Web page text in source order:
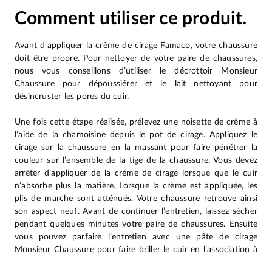
Comment utiliser ce produit.
Avant d’appliquer la crème de cirage Famaco, votre chaussure
doit être propre. Pour nettoyer de votre paire de chaussures,
nous vous conseillons d’utiliser le décrottoir Monsieur
Chaussure pour dépoussiérer et le lait nettoyant pour
désincruster les pores du cuir.
Une fois cette étape réalisée, prélevez une noisette de crème à
l’aide de la chamoisine depuis le pot de cirage. Appliquez le
cirage sur la chaussure en la massant pour faire pénétrer la
couleur sur l’ensemble de la tige de la chaussure. Vous devez
arrêter d’appliquer de la crème de cirage lorsque que le cuir
n’absorbe plus la matière. Lorsque la crème est appliquée, les
plis de marche sont atténués. Votre chaussure retrouve ainsi
son aspect neuf. Avant de continuer l’entretien, laissez sécher
pendant quelques minutes votre paire de chaussures. Ensuite
vous pouvez parfaire l’entretien avec une pâte de cirage
Monsieur Chaussure pour faire briller le cuir en l’association à